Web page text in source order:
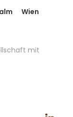
Wien
mit